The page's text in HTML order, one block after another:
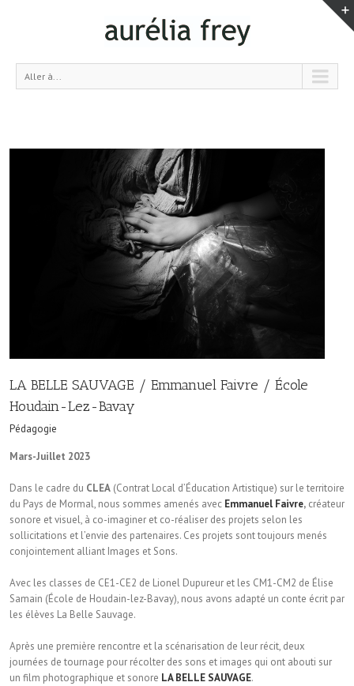
Aller à...
LA BELLE SAUVAGE / Emmanuel Faivre / École
Houdain-Lez-Bavay
Pédagogie
Mars-Juillet 2023
Dans le cadre du CLEA (Contrat Local d’Éducation Artistique) sur le territoire
du Pays de Mormal, nous sommes amenés avec Emmanuel Faivre, créateur
sonore et visuel, à co-imaginer et co-réaliser des projets selon les
sollicitations et l’envie des partenaires. Ces projets sont toujours menés
conjointement alliant Images et Sons.
Avec les classes de CE1-CE2 de Lionel Dupureur et les CM1-CM2 de Élise
Samain (École de Houdain-lez-Bavay), nous avons adapté un conte écrit par
les élèves La Belle Sauvage.
Après une première rencontre et la scénarisation de leur récit, deux
journées de tournage pour récolter des sons et images qui ont abouti sur
un film photographique et sonore LA BELLE SAUVAGE.